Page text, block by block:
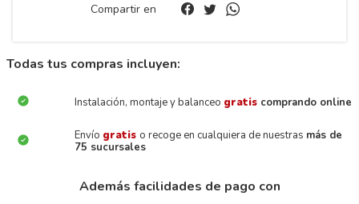
Compartir en
Todas tus compras incluyen:
Instalación, montaje y balanceo gratis comprando online
Envío gratis o recoge en cualquiera de nuestras más de
75 sucursales
Además facilidades de pago con